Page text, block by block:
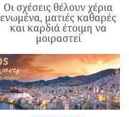
Οι σχέσεις θέλουν χέρια
ενωμένα, ματιές καθαρές
και καρδιά έτοιμη να
μοιραστεί